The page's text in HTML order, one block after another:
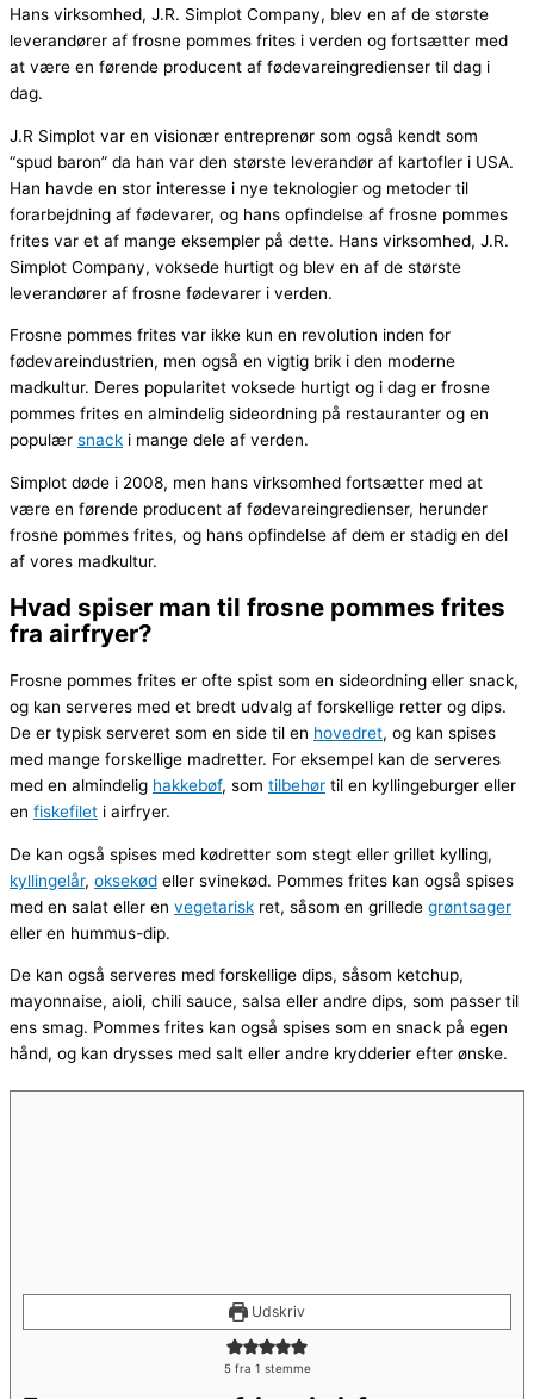
Hans virksomhed, J.R. Simplot Company, blev en af de største
leverandører af frosne pommes frites i verden og fortsætter med
at være en førende producent af fødevareingredienser til dag i
dag.
J.R Simplot var en visionær entreprenør som også kendt som
“spud baron” da han var den største leverandør af kartofler i USA.
Han havde en stor interesse i nye teknologier og metoder til
forarbejdning af fødevarer, og hans opfindelse af frosne pommes
frites var et af mange eksempler på dette. Hans virksomhed, J.R.
Simplot Company, voksede hurtigt og blev en af de største
leverandører af frosne fødevarer i verden.
Frosne pommes frites var ikke kun en revolution inden for
fødevareindustrien, men også en vigtig brik i den moderne
madkultur. Deres popularitet voksede hurtigt og i dag er frosne
pommes frites en almindelig sideordning på restauranter og en
populær snack i mange dele af verden.
Simplot døde i 2008, men hans virksomhed fortsætter med at
være en førende producent af fødevareingredienser, herunder
frosne pommes frites, og hans opfindelse af dem er stadig en del
af vores madkultur.
Hvad spiser man til frosne pommes frites
fra airfryer?
Frosne pommes frites er ofte spist som en sideordning eller snack,
og kan serveres med et bredt udvalg af forskellige retter og dips.
De er typisk serveret som en side til en hovedret, og kan spises
med mange forskellige madretter. For eksempel kan de serveres
med en almindelig hakkebøf, som tilbehør til en kyllingeburger eller
en fiskefilet i airfryer.
De kan også spises med kødretter som stegt eller grillet kylling,
kyllingelår, oksekød eller svinekød. Pommes frites kan også spises
med en salat eller en vegetarisk ret, såsom en grillede grøntsager
eller en hummus-dip.
De kan også serveres med forskellige dips, såsom ketchup,
mayonnaise, aioli, chili sauce, salsa eller andre dips, som passer til
ens smag. Pommes frites kan også spises som en snack på egen
hånd, og kan drysses med salt eller andre krydderier efter ønske.
Udskriv
5fra 1 stemme